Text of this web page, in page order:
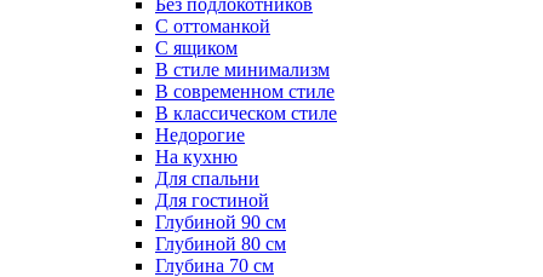
С оттоманкой
С ящиком
В стиле минимализм
В современном стиле
В классическом стиле
Недорогие
На кухню
Для спальни
Для гостиной
Глубиной 90 см
Глубиной 80 см
Глубина 70 см